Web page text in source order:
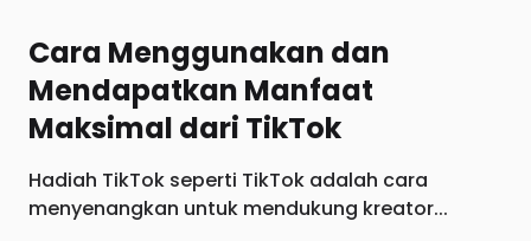
Cara Menggunakan dan
Mendapatkan Manfaat
Maksimal dari TikTok
Hadiah TikTok seperti TikTok adalah cara
menyenangkan untuk mendukung kreator...